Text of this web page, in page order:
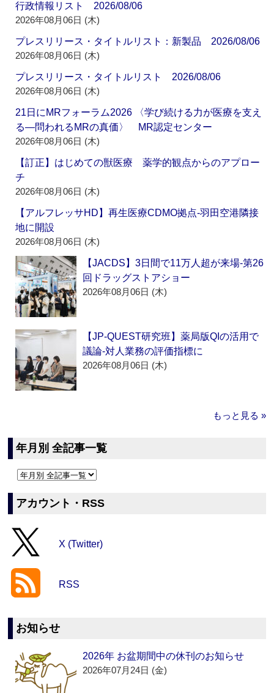
行政情報リスト 2026/08/06
2026年08月06日 (木)
プレスリリース・タイトルリスト：新製品 2026/08/06
2026年08月06日 (木)
プレスリリース・タイトルリスト 2026/08/06
2026年08月06日 (木)
21日にMRフォーラム2026 〈学び続ける力が医療を支え
る―問われるMRの真価〉 MR認定センター
2026年08月06日 (木)
【訂正】はじめての獣医療 薬学的観点からのアプロー
チ
2026年08月06日 (木)
【アルフレッサHD】再生医療CDMO拠点‐羽田空港隣接
地に開設
2026年08月06日 (木)
【JACDS】3日間で11万人超が来場‐第26
回ドラッグストアショー
2026年08月06日 (木)
【JP-QUEST研究班】薬局版QIの活用で
議論‐対人業務の評価指標に
2026年08月06日 (木)
もっと見る »
年月別 全記事一覧
アカウント・RSS
X (Twitter)
RSS
お知らせ
2026年 お盆期間中の休刊のお知らせ
2026年07月24日 (金)